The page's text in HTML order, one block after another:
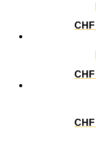
CHF
CHF
CHF